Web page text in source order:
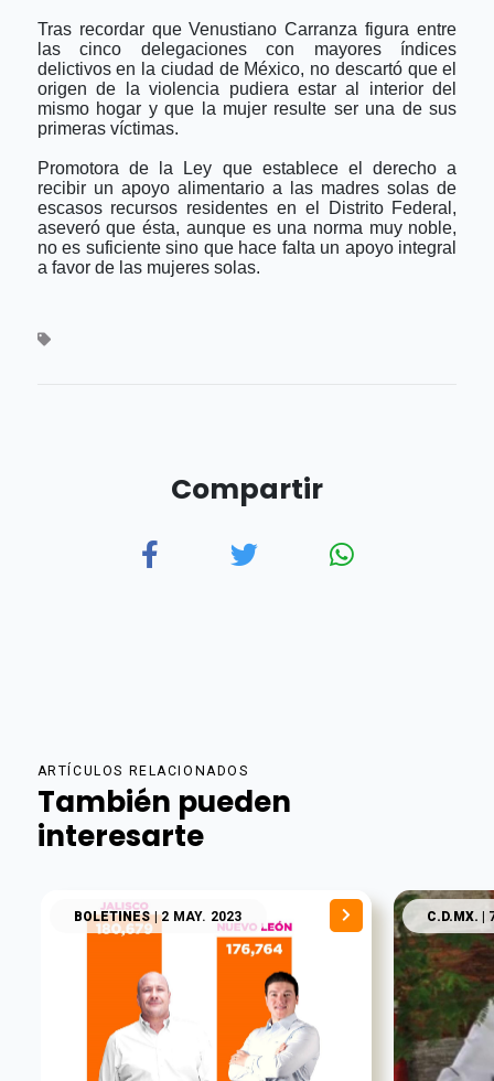
Tras recordar que Venustiano Carranza figura entre
las cinco delegaciones con mayores índices
delictivos en la ciudad de México, no descartó que el
origen de la violencia pudiera estar al interior del
mismo hogar y que la mujer resulte ser una de sus
primeras víctimas.
Promotora de la Ley que establece el derecho a
recibir un apoyo alimentario a las madres solas de
escasos recursos residentes en el Distrito Federal,
aseveró que ésta, aunque es una norma muy noble,
no es suficiente sino que hace falta un apoyo integral
a favor de las mujeres solas.
Compartir
ARTÍCULOS RELACIONADOS
También pueden
interesarte
BOLETINES| 2 MAY. 2023 C.D.MX. |